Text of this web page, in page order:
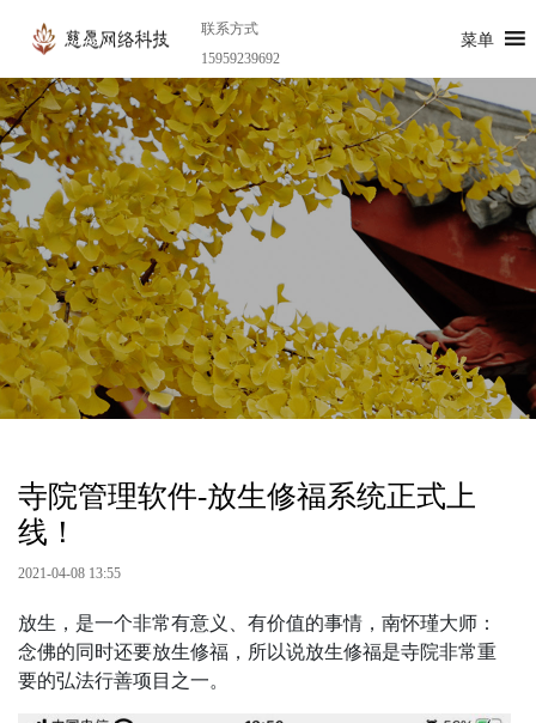
联系方式
15959239692
菜单
寺院管理软件-放生修福系统正式上
线！
2021-04-08 13:55
放生，是一个非常有意义、有价值的事情，南怀瑾大师：
念佛的同时还要放生修福，所以说放生修福是寺院非常重
要的弘法行善项目之一。